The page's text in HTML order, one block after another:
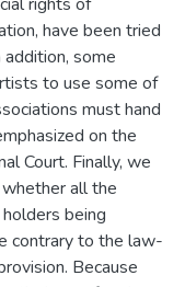
have been tried
some
to use some of
must hand
on the
Court. Finally, we
all the
being
contrary to the law-
Because